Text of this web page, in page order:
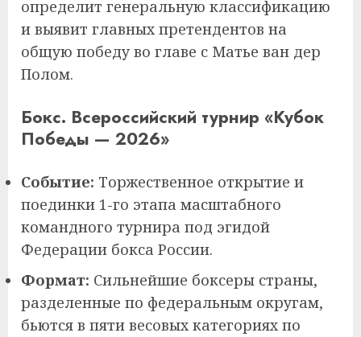
определит генеральную классификацию
и выявит главных претендентов на
общую победу во главе с Матье ван дер
Полом.
Бокс. Всероссийский турнир «Кубок
Победы — 2026»
Событие: Торжественное открытие и
поединки 1-го этапа масштабного
командного турнира под эгидой
Федерации бокса России.
Формат: Сильнейшие боксеры страны,
разделенные по федеральным округам,
бьются в пяти весовых категориях по